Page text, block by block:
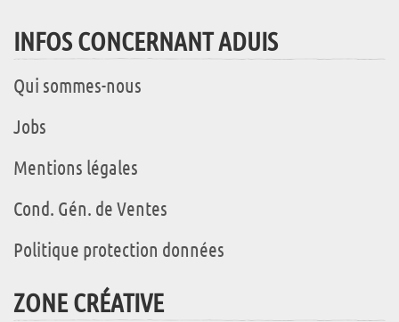
INFOS CONCERNANT ADUIS
Qui sommes-nous
Jobs
Mentions légales
Cond. Gén. de Ventes
Politique protection données
ZONE CRÉATIVE